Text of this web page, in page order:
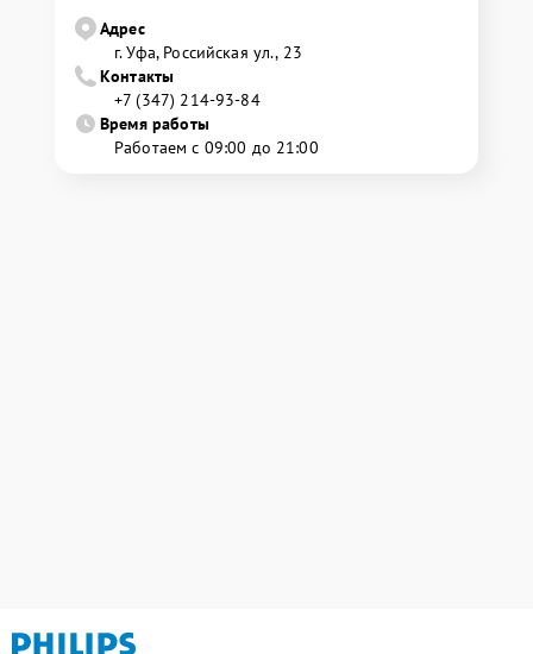
Адрес
г. Уфа, Российская ул., 23
Контакты
+7 (347) 214-93-84
Время работы
Работаем с 09:00 до 21:00